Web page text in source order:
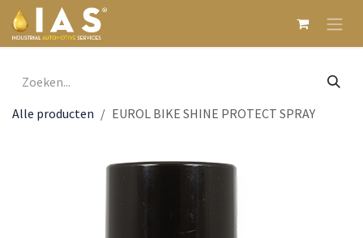
Overslaan naar inhoud
Alle producten EUROL BIKE SHINE PROTECT SPRAY